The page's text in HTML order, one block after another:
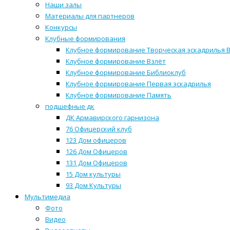
Наши залы
Материалы для партнеров
Конкурсы
Клубные формирования
Клубное формирование Творческая эскадрилья
Клубное формирование Взлёт
Клубное формирование Библиоклуб
Клубное формирование Первая эскадрилья
Клубное формирование Память
подшефные дк
ДК Армавирского гарнизона
76 Офицерский клуб
123 Дом офицеров
126 Дом Офицеров
131 Дом Офицеров
15 Дом культуры
93 Дом Культуры
Мультимедиа
Фото
Видео